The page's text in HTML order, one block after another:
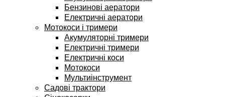
Бензинові аератори
Електричні аератори
Мотокоси і тримери
Акумуляторні тримери
Електричні тримери
Електричні коси
Мотокоси
Мультиінструмент
Садові трактори